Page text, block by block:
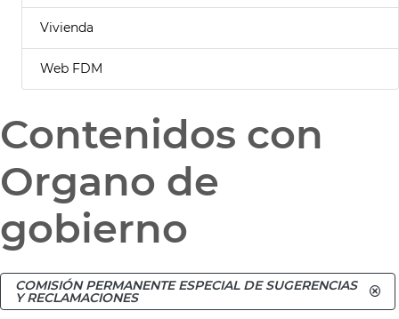
Vivienda
Web FDM
Contenidos con
Organo de
gobierno
COMISIÓN PERMANENTE ESPECIAL DE SUGERENCIAS
Y RECLAMACIONES